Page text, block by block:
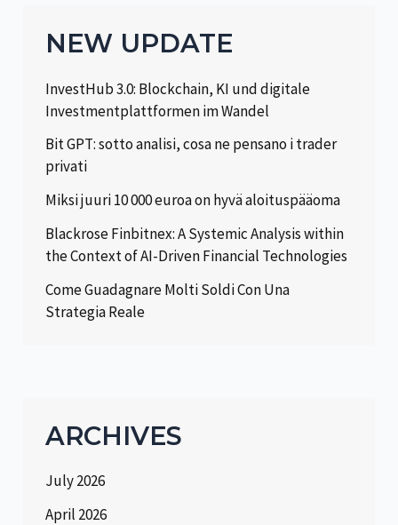
NEW UPDATE
InvestHub 3.0: Blockchain, KI und digitale
Investmentplattformen im Wandel
Bit GPT: sotto analisi, cosa ne pensano i trader
privati
Miksi juuri 10 000 euroa on hyvä aloituspääoma
Blackrose Finbitnex: A Systemic Analysis within
the Context of AI-Driven Financial Technologies
Come Guadagnare Molti Soldi Con Una
Strategia Reale
ARCHIVES
July 2026
April 2026